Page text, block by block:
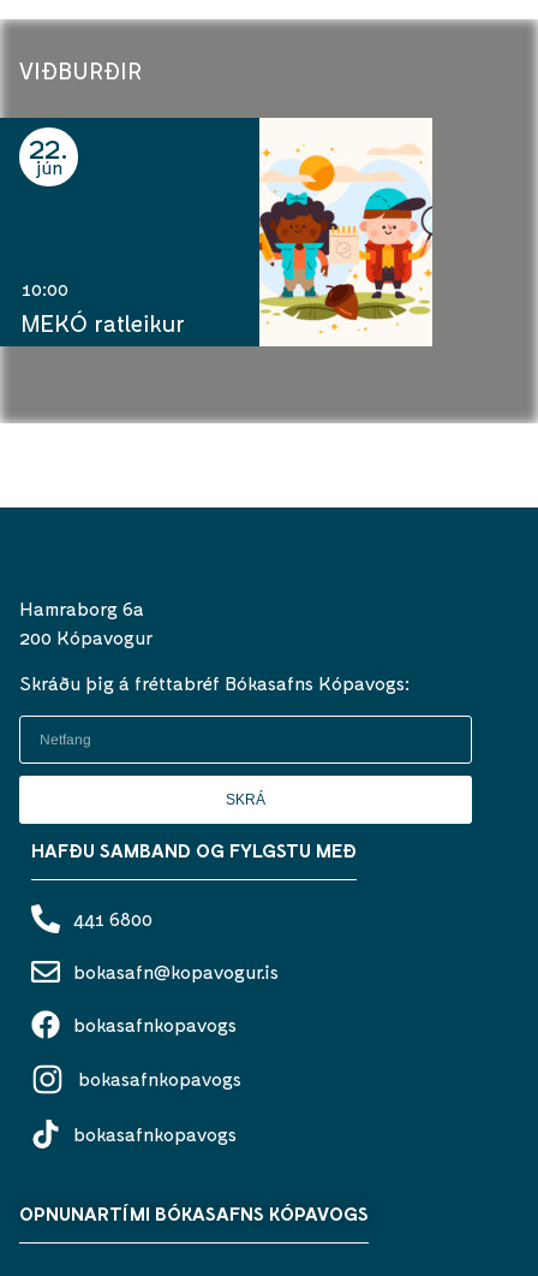
VIÐBURÐIR
22
jún
10:00
MEKÓ ratleikur
Hamraborg 6a
200 Kópavogur
Skráðu þig á fréttabréf Bókasafns Kópavogs:
SKRÁ
HAFÐU SAMBAND OG FYLGSTU MEÐ
441 6800
bokasafn@kopavogur.is
bokasafnkopavogs
bokasafnkopavogs
bokasafnkopavogs
OPNUNARTÍMI BÓKASAFNS KÓPAVOGS